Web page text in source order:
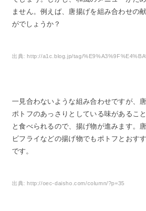
ません。例えば、唐揚げを組み合わせの
がでしょうか？
出典:http://a1c.blog.jp/tag/
一見合わないような組み合わせですが、
ポトフのあっさりとしている味があるこ
と食べられるので、揚げ物が進みます。
ビフライなどの揚げ物でもポトフとおす
です。
出典:http://oec-daisho.com/column/?p=35